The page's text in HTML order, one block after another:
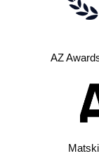
AZ